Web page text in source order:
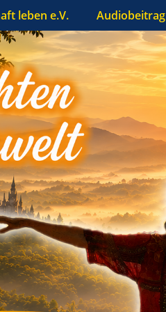
leben e.V. Audiobeitrag